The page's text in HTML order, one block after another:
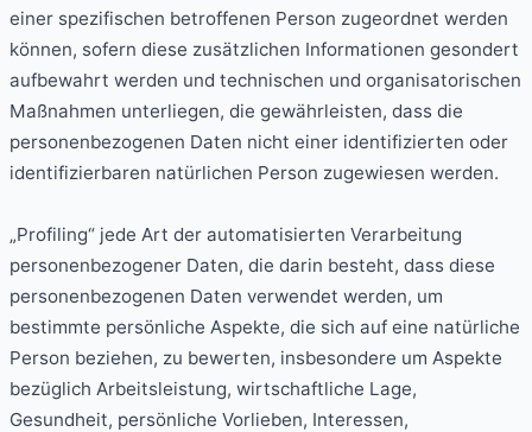
einer spezifischen betroffenen Person zugeordnet werden
können, sofern diese zusätzlichen Informationen gesondert
aufbewahrt werden und technischen und organisatorischen
Maßnahmen unterliegen, die gewährleisten, dass die
personenbezogenen Daten nicht einer identifizierten oder
identifizierbaren natürlichen Person zugewiesen werden.
„Profiling“ jede Art der automatisierten Verarbeitung
personenbezogener Daten, die darin besteht, dass diese
personenbezogenen Daten verwendet werden, um
bestimmte persönliche Aspekte, die sich auf eine natürliche
Person beziehen, zu bewerten, insbesondere um Aspekte
bezüglich Arbeitsleistung, wirtschaftliche Lage,
Gesundheit, persönliche Vorlieben, Interessen,